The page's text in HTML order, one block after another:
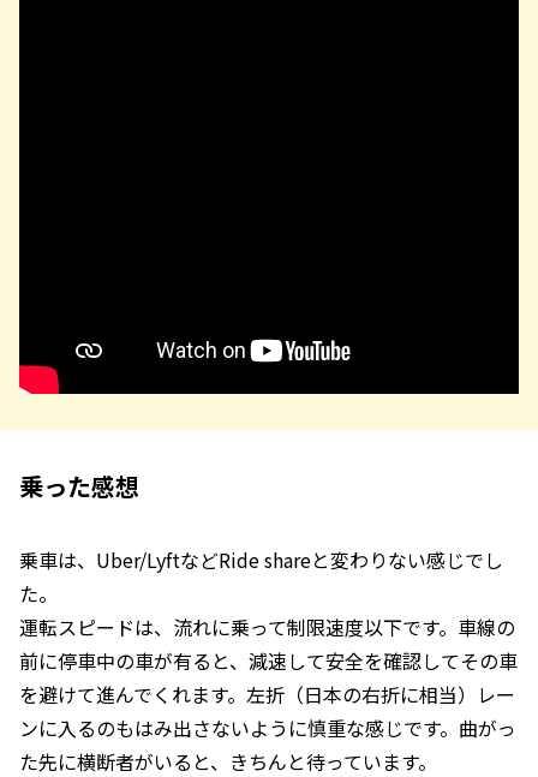
乗った感想
乗車は、Uber/LyftなどRide shareと変わりない感じでし
た。
運転スピードは、流れに乗って制限速度以下です。車線の
前に停車中の車が有ると、減速して安全を確認してその車
を避けて進んでくれます。左折（日本の右折に相当）レー
ンに入るのもはみ出さないように慎重な感じです。曲がっ
た先に横断者がいると、きちんと待っています。